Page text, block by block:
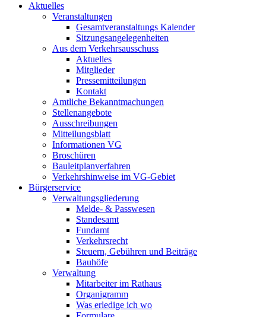
Aktuelles
Veranstaltungen
Gesamtveranstaltungs Kalender
Sitzungsangelegenheiten
Aus dem Verkehrsausschuss
Aktuelles
Mitglieder
Pressemitteilungen
Kontakt
Amtliche Bekanntmachungen
Stellenangebote
Ausschreibungen
Mitteilungsblatt
Informationen VG
Broschüren
Bauleitplanverfahren
Verkehrshinweise im VG-Gebiet
Bürgerservice
Verwaltungsgliederung
Melde- & Passwesen
Standesamt
Fundamt
Verkehrsrecht
Steuern, Gebühren und Beiträge
Bauhöfe
Verwaltung
Mitarbeiter im Rathaus
Organigramm
Was erledige ich wo